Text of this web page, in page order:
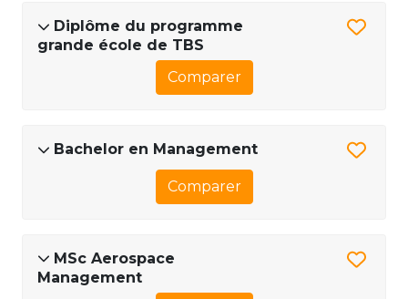
Diplôme du programme
grande école de TBS
Comparer
Bachelor en Management
Comparer
MSc Aerospace
Management